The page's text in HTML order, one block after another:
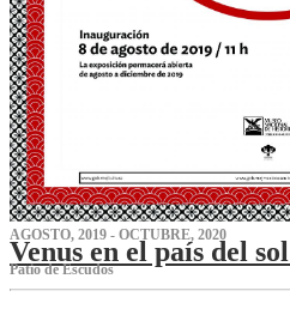
AGOSTO, 2019 - OCTUBRE, 2020
Venus en el país del
P‌atio de Escudos